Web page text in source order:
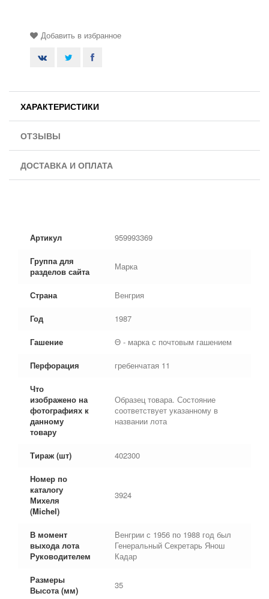
Добавить в избранное
ХАРАКТЕРИСТИКИ
ОТЗЫВЫ
ДОСТАВКА И ОПЛАТА
Артикул 959993369
Группа для
разделов сайта
Марка
Страна Венгрия
Год 1987
Гашение Θ - марка с почтовым гашением
Перфорация гребенчатая 11
Что
изображено на
фотографиях к
данному
товару
Образец товара. Состояние
соответствует указанному в
названии лота
Тираж (шт) 402300
Номер по
каталогу
Михеля
(Michel)
3924
В момент
выхода лота
Руководителем
Венгрии с 1956 по 1988 год был
Генеральный Секретарь Янош
Кадар
Размеры
Высота (мм)
35